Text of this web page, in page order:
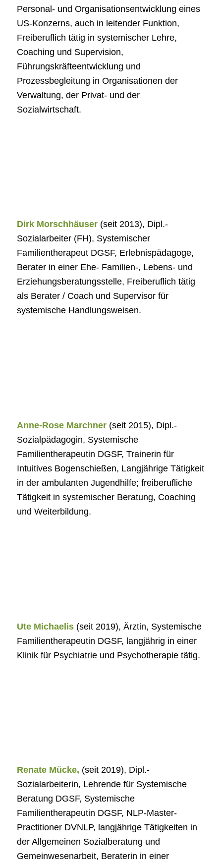
Personal- und Organisationsentwicklung eines
US-Konzerns, auch in leitender Funktion,
Freiberuflich tätig in systemischer Lehre,
Coaching und Supervision,
Führungskräfteentwicklung und
Prozessbegleitung in Organisationen der
Verwaltung, der Privat- und der
Sozialwirtschaft.
Dirk Morschhäuser (seit 2013), Dipl.-
Sozialarbeiter (FH), Systemischer
Familientherapeut DGSF, Erlebnispädagoge,
Berater in einer Ehe- Familien-, Lebens- und
Erziehungsberatungsstelle, Freiberuflich tätig
als Berater / Coach und Supervisor für
systemische Handlungsweisen.
Anne-Rose Marchner(seit 2015), Dipl.-
Sozialpädagogin, Systemische
Familientherapeutin DGSF, Trainerin für
Intuitives Bogenschießen, Langjährige Tätigkeit
in der ambulanten Jugendhilfe; freiberufliche
Tätigkeit in systemischer Beratung, Coaching
und Weiterbildung.
Ute Michaelis (seit 2019), Ärztin, Systemische
Familientherapeutin DGSF, langjährig in einer
Klinik für Psychiatrie und Psychotherapie tätig.
Renate Mücke, (seit 2019), Dipl.-
Sozialarbeiterin, Lehrende für Systemische
Beratung DGSF, Systemische
Familientherapeutin DGSF, NLP-Master-
Practitioner DVNLP, langjährige Tätigkeiten in
der Allgemeinen Sozialberatung und
Gemeinwesenarbeit, Beraterin in einer